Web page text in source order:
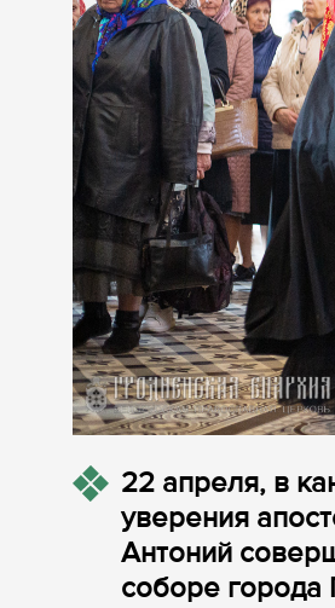
22 апреля, в
уверения
Антоний
соборе города